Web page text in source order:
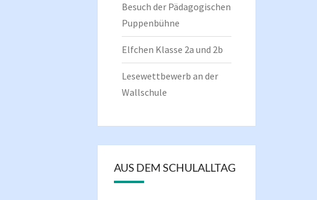
Besuch der Pädagogischen
Puppenbühne
Elfchen Klasse 2a und 2b
Lesewettbewerb an der
Wallschule
AUS DEM SCHULALLTAG